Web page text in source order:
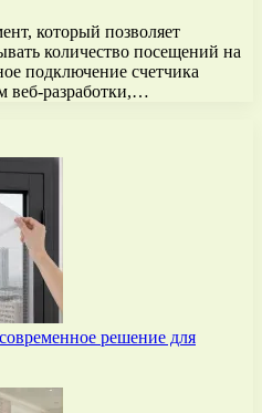
который позволяет
количество посещений на
подключение счетчика
веб-разработки,…
решение для